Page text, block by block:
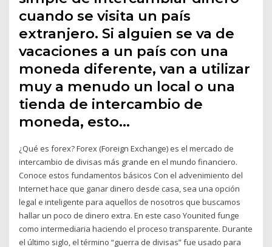
cuando se visita un país
extranjero. Si alguien se va de
vacaciones a un país con una
moneda diferente, van a utilizar
muy a menudo un local o una
tienda de intercambio de
moneda, esto…
¿Qué es forex? Forex (Foreign Exchange) es el mercado de
intercambio de divisas más grande en el mundo financiero.
Conoce estos fundamentos básicos Con el advenimiento del
Internet hace que ganar dinero desde casa, sea una opción
legal e inteligente para aquellos de nosotros que buscamos
hallar un poco de dinero extra. En este caso Younited funge
como intermediaria haciendo el proceso transparente. Durante
el último siglo, el término “guerra de divisas” fue usado para